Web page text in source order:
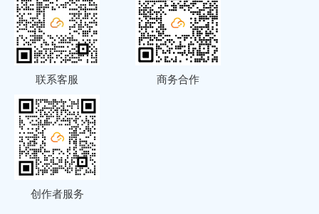
联系客服 商务合作
创作者服务